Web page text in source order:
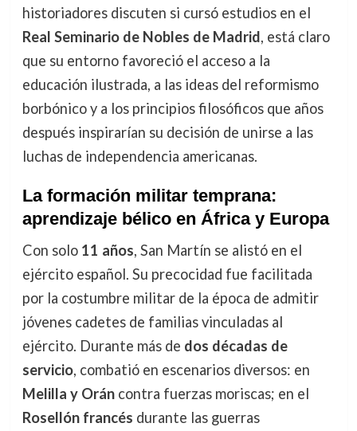
historiadores discuten si cursó estudios en el
Real Seminario de Nobles de Madrid, está claro
que su entorno favoreció el acceso a la
educación ilustrada, a las ideas del reformismo
borbónico y a los principios filosóficos que años
después inspirarían su decisión de unirse a las
luchas de independencia americanas.
La formación militar temprana:
aprendizaje bélico en África y Europa
Con solo 11 años, San Martín se alistó en el
ejército español. Su precocidad fue facilitada
por la costumbre militar de la época de admitir
jóvenes cadetes de familias vinculadas al
ejército. Durante más de dos décadas de
servicio, combatió en escenarios diversos: en
Melilla y Oráncontra fuerzas moriscas; en el
Rosellón francés durante las guerras